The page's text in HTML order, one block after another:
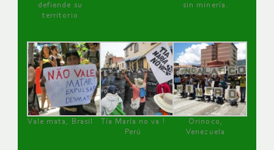
defiende su
territorio
sin minería.
Vale mata, Brasil
Tía María no va !
Perú
Orinoco,
Venezuela